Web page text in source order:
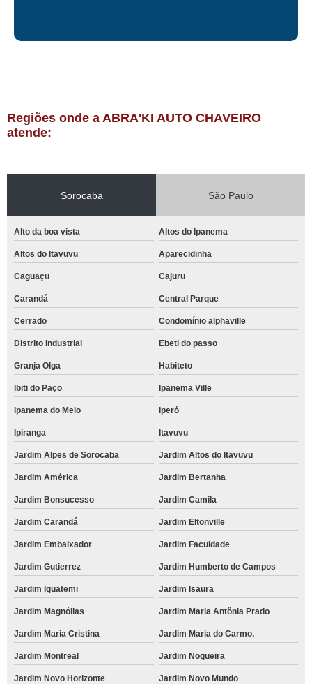
Regiões onde a ABRA'KI AUTO CHAVEIRO
atende:
Sorocaba São Paulo
Alto da boa vista Altos do Ipanema
Altos do Itavuvu Aparecidinha
Caguaçu Cajuru
Carandá Central Parque
Cerrado Condomínio alphaville
Distrito Industrial Ebeti do passo
Granja Olga Habiteto
Ibiti do Paço Ipanema Ville
Ipanema do Meio Iperó
Ipiranga Itavuvu
Jardim Alpes de Sorocaba Jardim Altos do Itavuvu
Jardim América Jardim Bertanha
Jardim Bonsucesso Jardim Camila
Jardim Carandá Jardim Eltonville
Jardim Embaixador Jardim Faculdade
Jardim Gutierrez Jardim Humberto de Campos
Jardim Iguatemi Jardim Isaura
Jardim Magnólias Jardim Maria Antônia Prado
Jardim Maria Cristina Jardim Maria do Carmo,
Jardim Montreal Jardim Nogueira
Jardim Novo Horizonte Jardim Novo Mundo